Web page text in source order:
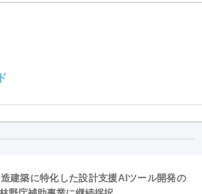
建築に特化した設計支援AIツール開発の